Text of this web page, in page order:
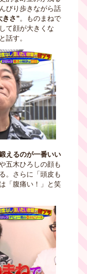
びり歩きながら話
きさ”。ものまねで
て顔が大きくな
話す。
えるのが一番いい
五木ひろしの顔も
。さらに「頭皮も
「腹痛い！」と笑